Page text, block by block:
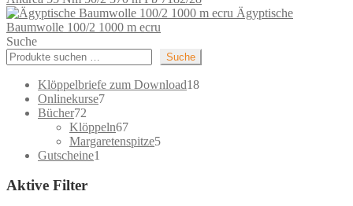
Ägyptische
Baumwolle 100/2 1000 m ecru
Suche
Suche
Klöppelbriefe zum Download1818
Onlinekurse77
Bücher72
Produkte
Klöppeln6767
Produkte
Margaretenspitze55
Gutscheine1
Aktive Filter